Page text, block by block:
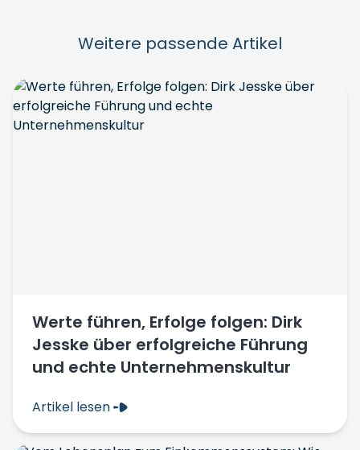
Weitere passende Artikel
Werte führen, Erfolge folgen: Dirk
Jesske über erfolgreiche Führung
und echte Unternehmenskultur
Artikel lesen